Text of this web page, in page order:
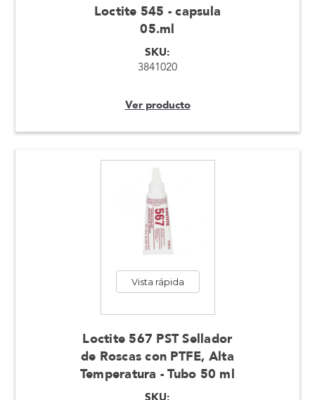
Loctite 545 - capsula
05.ml
SKU:
3841020
Ver producto
Vista rápida
Loctite 567 PST Sellador
de Roscas con PTFE, Alta
Temperatura - Tubo 50 ml